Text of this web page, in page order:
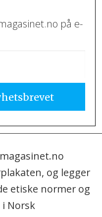
på e-
og legger
etiske normer og
Norsk